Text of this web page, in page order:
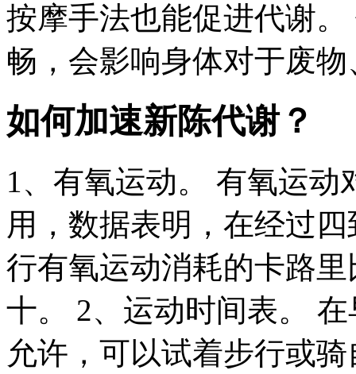
按摩手法也能促进代谢
畅，会影响身体对于废
如何加速新陈代谢？
1、有氧运动。 有氧运
用，数据表明，在经过
行有氧运动消耗的卡路
十。 2、运动时间表。
允许，可以试着步行或